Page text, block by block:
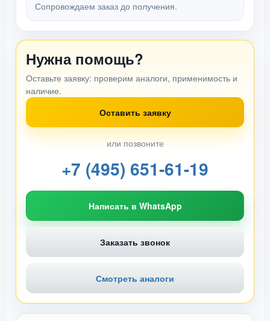
Сопровождаем заказ до получения.
Нужна помощь?
Оставьте заявку: проверим аналоги, применимость и
наличие.
Оставить заявку
или позвоните
+7 (495) 651-61-19
Написать в WhatsApp
Заказать звонок
Смотреть аналоги